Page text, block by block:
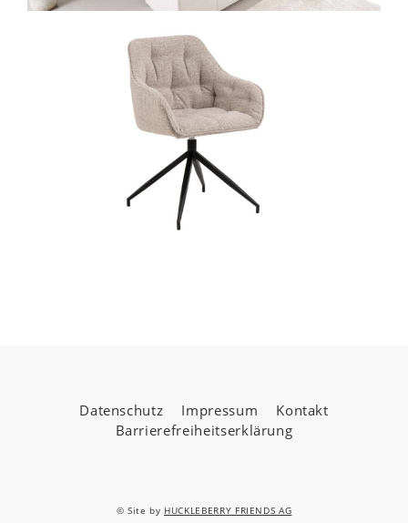
Datenschutz Impressum
Kontakt
Barrierefreiheitserklärung
© Site by HUCKLEBERRY FRIENDS AG